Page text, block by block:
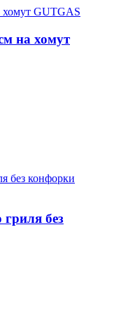
на хомут
гриля без